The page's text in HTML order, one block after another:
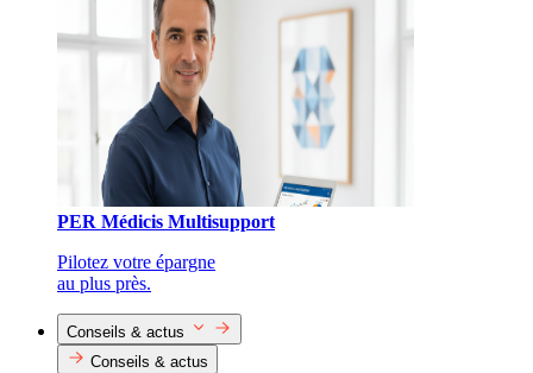
PER Médicis Multisupport
Pilotez votre épargne
au plus près.
Conseils & actus
Conseils & actus